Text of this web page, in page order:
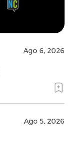
Ago 6, 2026
Ago 5, 2026